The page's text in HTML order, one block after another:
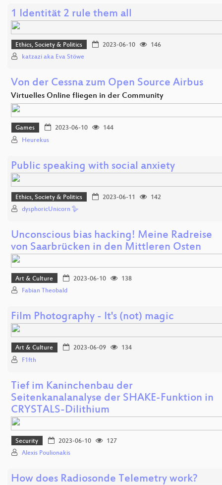
1 Identität 2 rule them all
Ethics, Society & Politics 2023-06-10
146
katzazi aka Eva Stöwe
Von der Cessna zum Open Source Airbus
Virtuelles Online fliegen in der Community
Games 2023-06-10
144
Heurekus
Public speaking with social anxiety
Ethics, Society & Politics 2023-06-11
142
dysphoricUnicorn 🪿
Unconscious bias hacking! Meine Radreise
von Saarbrücken in den Mittleren Osten
Art & Culture 2023-06-10
138
Fabian Theobald
Film Photography - It's (not) magic
Art & Culture 2023-06-09
134
F1fth
Tief im Kaninchenbau der
Seitenkanalanalyse der SHAKE-Funktion in
CRYSTALS-Dilithium
Security 2023-06-10
127
Alexis Poulionakis
How does Radiosonde Telemetry work?